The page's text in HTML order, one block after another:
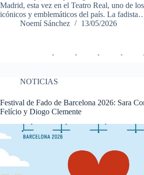
Madrid, esta vez en el Teatro Real, uno de
icónicos y emblemáticos del país. La
Noemí Sánchez
13/05/2026
NOTICIAS
Festival de Fado de Barcelona 2026: Sara
Felício y Diogo Clemente